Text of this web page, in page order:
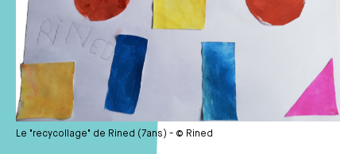
Le "recycollage" de Rined (7ans) - © Rined